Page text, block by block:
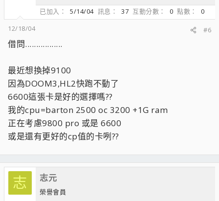
已加入
5/14/04 訊息 37 互動分數 0 點數
0
12/18/04
#6
借問.................
最近想換掉9100
因為DOOM3,HL2快跑不動了
6600這張卡是好的選擇嗎??
我的cpu=barton 2500 oc 3200 +1G ram
正在考慮9800 pro 或是 6600
或是還有更好的cp值的卡咧??
志 志元
榮譽會員